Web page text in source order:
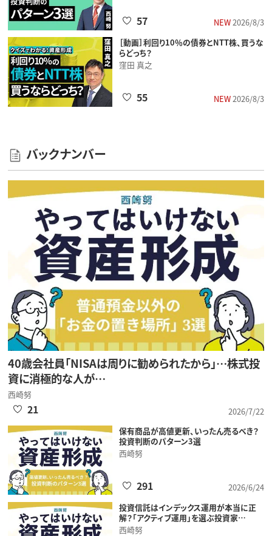
NEW2026/8/3
57
［動画］利回り10％の債券とNTT株、買うな
らどっち？
窪田 真之
NEW2026/8/3
55
バックナンバー
40歳会社員「NISAは周りに勧められたから」…株式投
資に消極的な人が…
西崎努
2026/7/22
21
保有商品が高値更新、いったん売るべき？
投資判断のパターン3選
西崎努
2026/6/24
291
投資信託はインデックス運用が本当に正
解？「アクティブ運用」を選ぶ投資家…
西崎努